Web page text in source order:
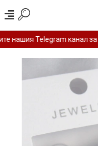
нашия Telegram канал за